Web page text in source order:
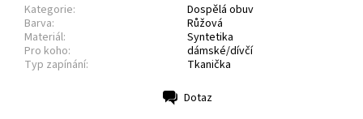
Kategorie:
Dospělá obuv
Barva:
Růžová
Materiál:
Syntetika
Pro koho:
dámské/dívčí
Typ zapínání:
Tkanička
Dotaz